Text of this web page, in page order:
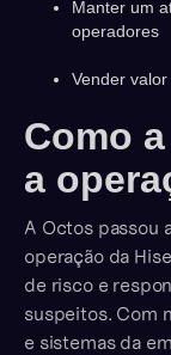
Manter um
operadores
Vender
Como
a
A Octos passou
operação da
de risco e
suspeitos. Com
e sistemas da